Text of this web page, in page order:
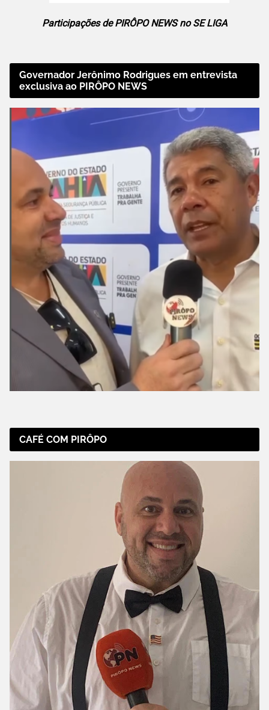
Participações de PIRÔPO NEWS no SE LIGA
Governador Jerônimo Rodrigues em entrevista
exclusiva ao PIRÔPO NEWS
CAFÉ COM PIRÔPO